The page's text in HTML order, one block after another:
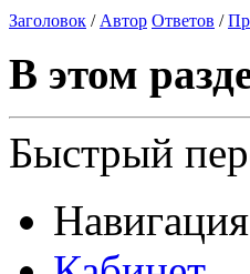
Заголовок / Автор Ответов /
В этом
Быстрый
Навигация